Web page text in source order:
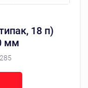
18 п)
мм